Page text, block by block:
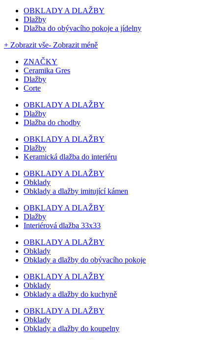
OBKLADY A DLAŽBY
Dlažby
Dlažba do obývacího pokoje a jídelny
+ Zobrazit vše- Zobrazit méně
ZNAČKY
Ceramika Gres
Dlažby
Corte
OBKLADY A DLAŽBY
Dlažby
Dlažba do chodby
OBKLADY A DLAŽBY
Dlažby
Keramická dlažba do interiéru
OBKLADY A DLAŽBY
Obklady
Obklady a dlažby imitující kámen
OBKLADY A DLAŽBY
Dlažby
Interiérová dlažba 33x33
OBKLADY A DLAŽBY
Obklady
Obklady a dlažby do obývacího pokoje
OBKLADY A DLAŽBY
Obklady
Obklady a dlažby do kuchyně
OBKLADY A DLAŽBY
Obklady
Obklady a dlažby do koupelny